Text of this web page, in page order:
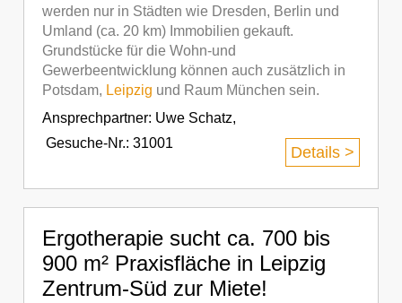
werden nur in Städten wie Dresden, Berlin und
Umland (ca. 20 km) Immobilien gekauft.
Grundstücke für die Wohn-und
Gewerbeentwicklung können auch zusätzlich in
Potsdam, Leipzig und Raum München sein.
Ansprechpartner: Uwe Schatz,
Gesuche-Nr.: 31001
Details >
Ergotherapie sucht ca. 700 bis
900 m² Praxisfläche in Leipzig
Zentrum-Süd zur Miete!